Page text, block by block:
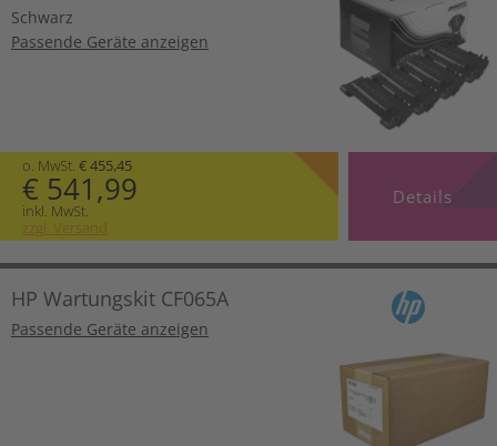
Schwarz
Passende Geräte anzeigen
o. MwSt. € 455,45
€ 541,99
inkl. MwSt.
zzgl. Versand
Details
HP Wartungskit CF065A
Passende Geräte anzeigen